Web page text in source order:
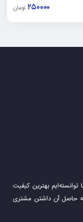
۲۵۰۰۰۰ تومان
بهترین کیفیت
که حاصل آن داشتن مشتری